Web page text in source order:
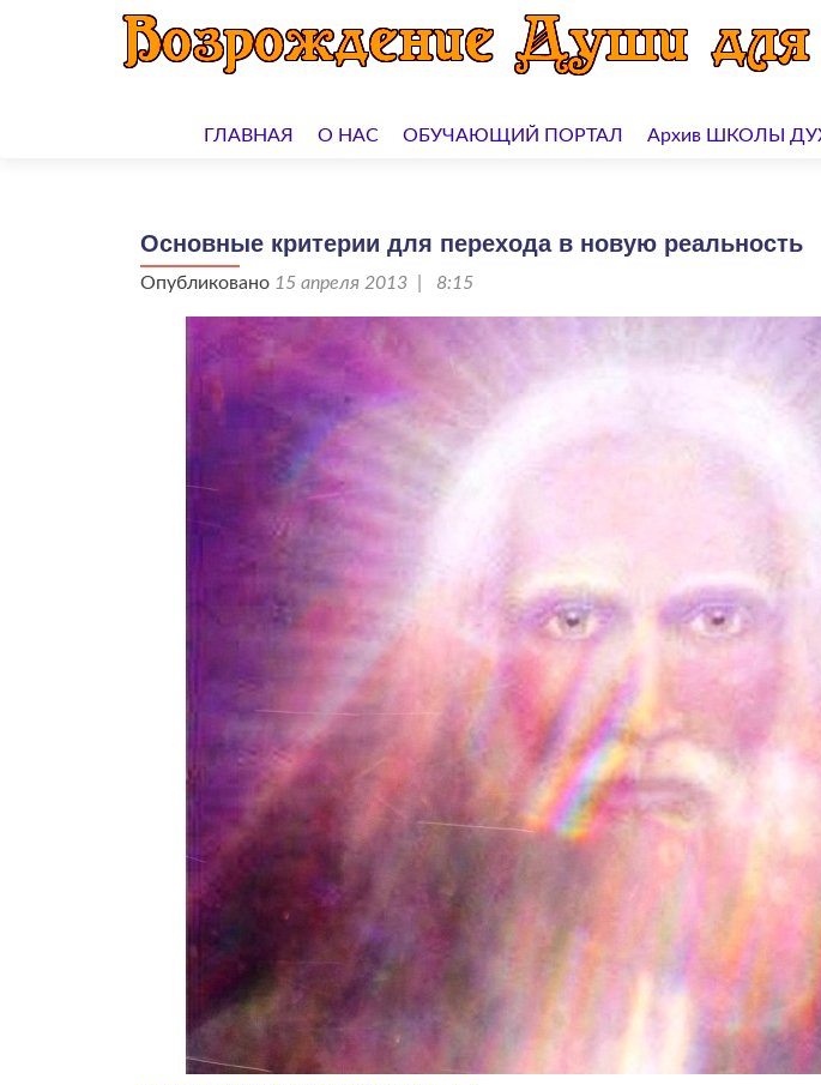
кГЛАВНАЯ О НАС ОБУЧАЮЩИЙ ПОРТАЛ Архив ШКОЛЫ
Основные критерии для перехода в новую реальность
Опубликовано 15 апреля 2013 | 8:15